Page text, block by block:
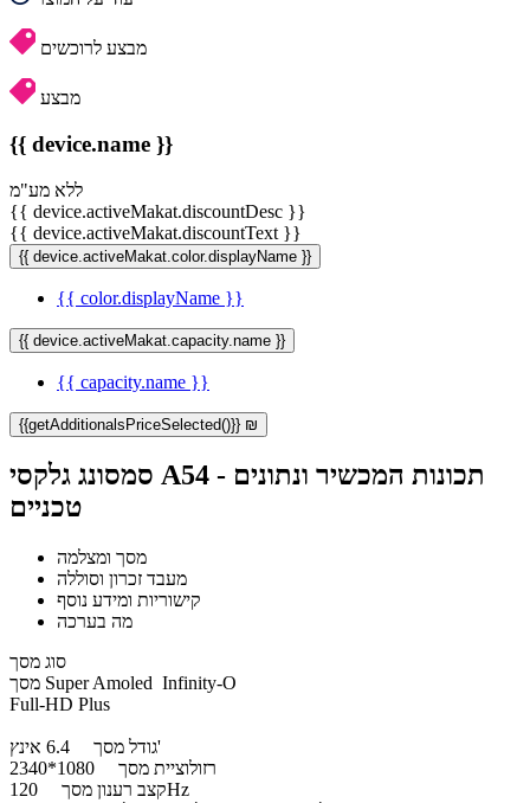
מבצע לרוכשים
מבצע
{{ device.name }}
ללא מע"מ
{{ device.activeMakat.discountDesc }}
{{ device.activeMakat.discountText }}
{{ device.activeMakat.color.displayName }}
{{ color.displayName }}
{{ device.activeMakat.capacity.name }}
{{ capacity.name }}
{{getAdditionalsPriceSelected()}} ₪
סמסונג גלקסי A54 - תכונות המכשיר ונתונים
טכניים
מסך ומצלמה
מעבד זכרון וסוללה
קישוריות ומידע נוסף
מה בערכה
סוג מסך
מסך Super Amoled Infinity-O
Full-HD Plus
גודל מסך6.4 אינץ'
רזולוציית מסך
קצב רענון מסך120Hz